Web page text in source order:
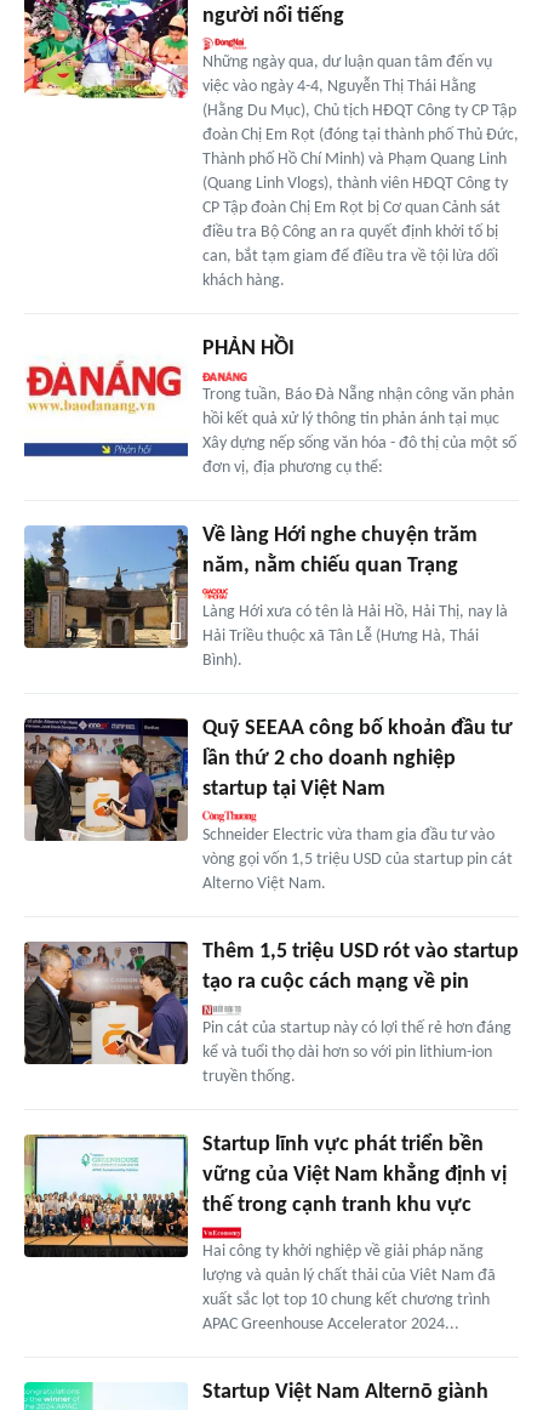
người nổi tiếng
Những ngày qua, dư luận quan tâm đến vụ
việc vào ngày 4-4, Nguyễn Thị Thái Hằng
(Hằng Du Mục), Chủ tịch HĐQT Công ty CP Tập
đoàn Chị Em Rọt (đóng tại thành phố Thủ Đức,
Thành phố Hồ Chí Minh) và Phạm Quang Linh
(Quang Linh Vlogs), thành viên HĐQT Công ty
CP Tập đoàn Chị Em Rọt bị Cơ quan Cảnh sát
điều tra Bộ Công an ra quyết định khởi tố bị
can, bắt tạm giam để điều tra về tội lừa dối
khách hàng.
PHẢN HỒI
Trong tuần, Báo Đà Nẵng nhận công văn phản
hồi kết quả xử lý thông tin phản ánh tại mục
Xây dựng nếp sống văn hóa - đô thị của một số
đơn vị, địa phương cụ thể:
Về làng Hới nghe chuyện trăm
năm, nằm chiếu quan Trạng
Làng Hới xưa có tên là Hải Hồ, Hải Thị, nay là
Hải Triều thuộc xã Tân Lễ (Hưng Hà, Thái
Bình).
Quỹ SEEAA công bố khoản đầu tư
lần thứ 2 cho doanh nghiệp
startup tại Việt Nam
Schneider Electric vừa tham gia đầu tư vào
vòng gọi vốn 1,5 triệu USD của startup pin cát
Alterno Việt Nam.
Thêm 1,5 triệu USD rót vào startup
tạo ra cuộc cách mạng về pin
Pin cát của startup này có lợi thế rẻ hơn đáng
kể và tuổi thọ dài hơn so với pin lithium-ion
truyền thống.
Startup lĩnh vực phát triển bền
vững của Việt Nam khẳng định vị
thế trong cạnh tranh khu vực
Hai công ty khởi nghiệp về giải pháp năng
lượng và quản lý chất thải của Viêt Nam đã
xuất sắc lọt top 10 chung kết chương trình
APAC Greenhouse Accelerator 2024...
Startup Việt Nam Alternō giành